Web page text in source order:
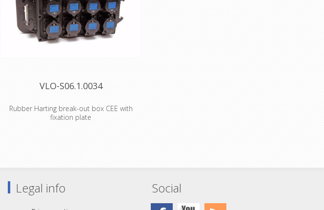
VLO-S06.1.0034
Rubber Harting break-out box CEE with
fixation plate
Input 1x Harting Han 16 Male inbouw
Loop 1x Harting Han 16 Female Inbouw
Legal info Social